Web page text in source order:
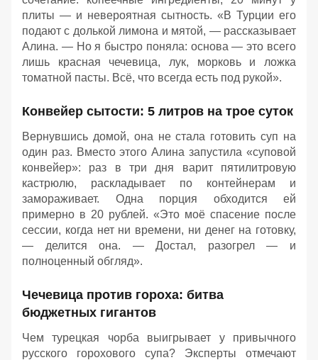
плиты — и невероятная сытность. «В Турции его
подают с долькой лимона и мятой, — рассказывает
Алина. — Но я быстро поняла: основа — это всего
лишь красная чечевица, лук, морковь и ложка
томатной пасты. Всё, что всегда есть под рукой».
Конвейер сытости: 5 литров на трое суток
Вернувшись домой, она не стала готовить суп на
один раз. Вместо этого Алина запустила «суповой
конвейер»: раз в три дня варит пятилитровую
кастрюлю, раскладывает по контейнерам и
замораживает. Одна порция обходится ей
примерно в 20 рублей. «Это моё спасение после
сессии, когда нет ни времени, ни денег на готовку,
— делится она. — Достал, разогрел — и
полноценный обгляд».
Чечевица против гороха: битва
бюджетных гигантов
Чем турецкая чорба выигрывает у привычного
русского горохового супа? Эксперты отмечают